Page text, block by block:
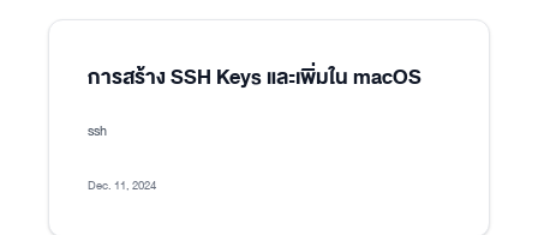
การสร้าง SSH Keys และเพิ่มใน macOS
ssh
Dec. 11, 2024